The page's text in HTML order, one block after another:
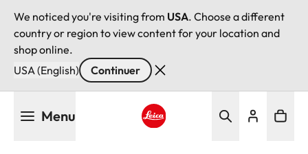
We noticed you're visiting from USA. Choose a different
country or region to view content for your location and
shop online.
USA (English)
Continuer
Menu